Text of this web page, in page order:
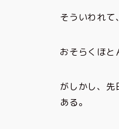
そういわれて
おそらくほと
がしかし、先
ある。